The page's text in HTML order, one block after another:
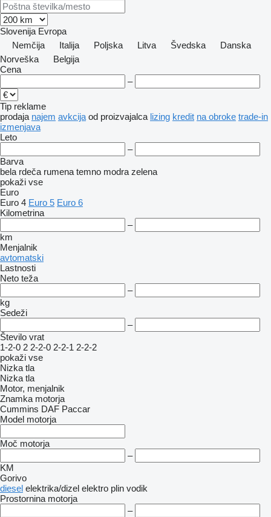
Slovenija Evropa
Nemčija
Italija Poljska Litva Švedska
Danska
Norveška
Belgija
Cena
–
Tip reklame
prodaja najem avkcija od proizvajalca lizing kredit na obroke trade-in
izmenjava
Leto
–
Barva
bela rdeča rumena temno modra zelena
pokaži vse
Euro
Euro 4 Euro 5 Euro 6
Kilometrina
–
km
Menjalnik
avtomatski
Lastnosti
Neto teža
–
kg
Sedeži
–
Število vrat
1-2-0 2 2-2-0 2-2-1 2-2-2
pokaži vse
Nizka tla
Nizka tla
Motor, menjalnik
Znamka motorja
Cummins DAF Paccar
Model motorja
Moč motorja
–
KM
Gorivo
diesel elektrika/dizel elektro plin vodik
Prostornina motorja
–